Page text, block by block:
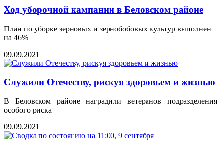
Ход уборочной кампании в Беловском районе
План по уборке зерновых и зернобобовых культур выполнен
на 46%
09.09.2021
Служили Отечеству, рискуя здоровьем и жизнью
В Беловском районе наградили ветеранов подразделения
особого риска
09.09.2021